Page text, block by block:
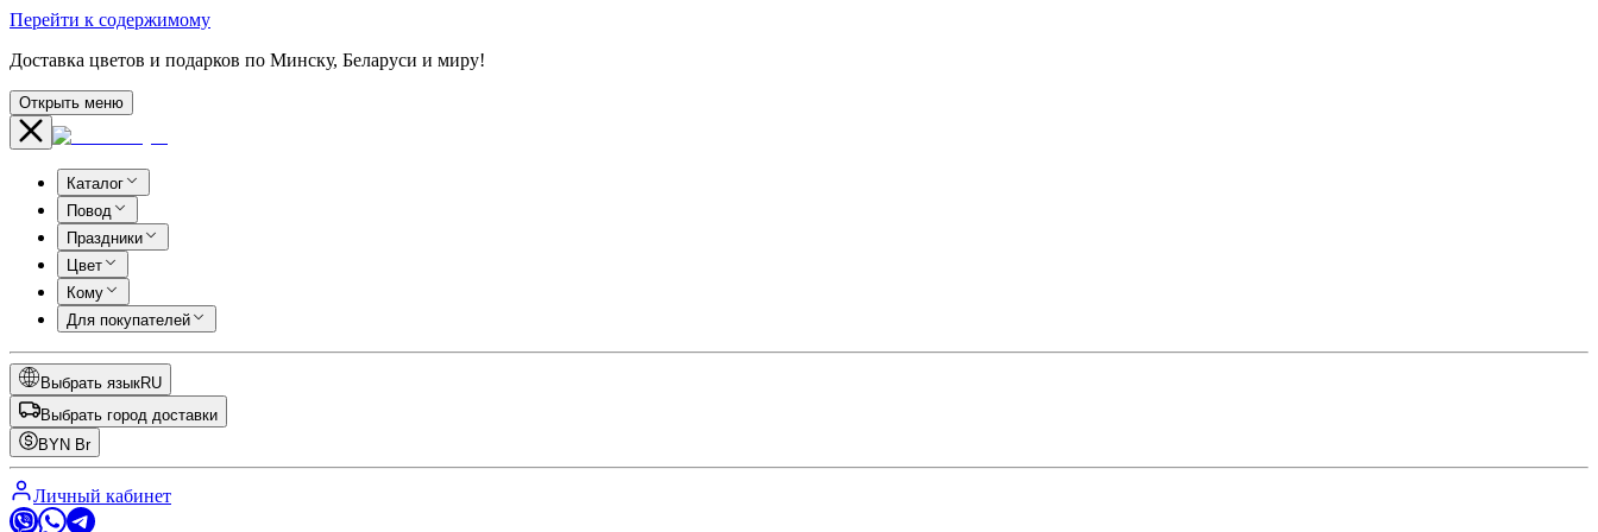
Перейти к содержимому
Доставка цветов и подарков по Минску, Беларуси и миру!
Открыть меню
Каталог
Повод
Праздники
Цвет
Кому
Для покупателей
Выбрать языкRU
Выбрать город доставки
BYN Br
Личный кабинет